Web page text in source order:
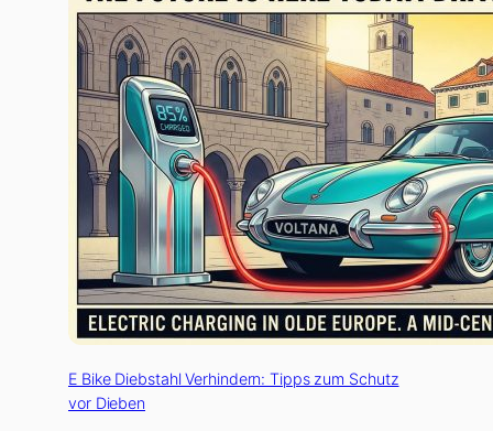
E Bike Diebstahl Verhindern: Tipps zum Schutz
vor Dieben